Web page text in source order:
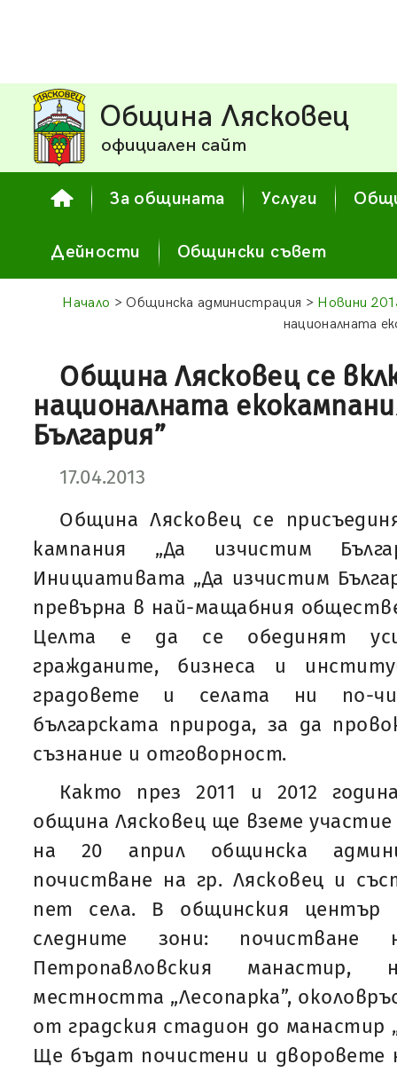
Община Лясковец
официален сайт
За общината Услуги
Дейности Общински съвет
Начало > Общинска администрация > Новини
националната
Община Лясковец се
националната
България”
17.04.2013
Община Лясковец се
кампания „Да изчистим
Инициативата „Да изчистим
превърна в най-мащабния
Целта е да се обединят
гражданите, бизнеса и
градовете и селата ни по-
българската природа, за да
съзнание и отговорност.
Както през 2011 и 2012
община Лясковец ще вземе
на 20 април общинска
почистване на гр. Лясковец и
пет села. В общинския център
следните зони: почистване
Петропавловския
местността „Лесопарка”,
от градския стадион до манастир
Ще бъдат почистени и дворовете